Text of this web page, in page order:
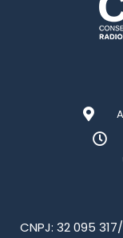
CNPJ: 32 095